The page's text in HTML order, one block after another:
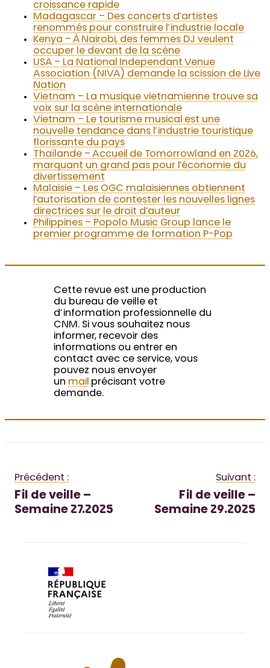
croissance rapide
Madagascar – Des concerts d’artistes
renommés pour construire l’industrie locale
Kenya – À Nairobi, des femmes DJ veulent
occuper le devant de la scène
USA – La National Independant Venue
Association (NIVA) demande la scission de Live
Nation
Vietnam – La musique vietnamienne trouve sa
voix sur la scène internationale
Vietnam – Le tourisme musical est une
nouvelle tendance dans l’industrie touristique
florissante du pays
Thaïlande – Accueil de Tomorrowland en 2026,
marquant un grand pas pour l’économie du
divertissement
Malaisie – Les OGC malaisiennes obtiennent
l’autorisation de contester les nouvelles lignes
directrices sur le droit d’auteur
Philippines – Popolo Music Group lance le
premier programme de formation P-Pop
Cette revue est une production
du bureau de veille et
d’information professionnelle du
CNM. Si vous souhaitez nous
informer, recevoir des
informations ou entrer en
contact avec ce service, vous
pouvez nous envoyer
un mail précisant votre
demande.
Précédent :
Fil de veille –
Semaine 27.2025
Suivant :
Fil de veille –
Semaine 29.2025